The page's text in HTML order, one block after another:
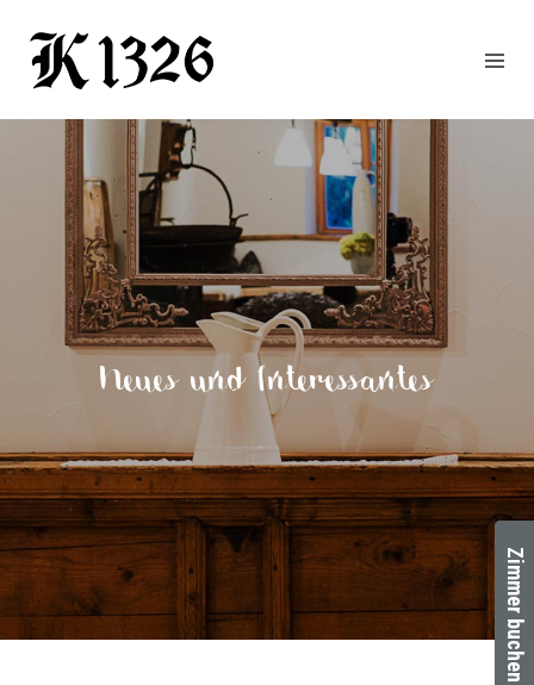
HOTEL
EVENTS
REGION
ZIMMER
BUCHEN
KONTAKT
ANFRAGE
Neues und Interessantes
Zimmer buchen